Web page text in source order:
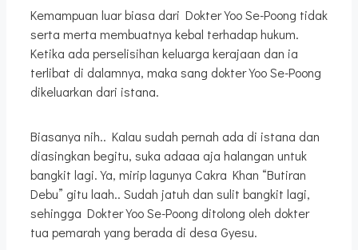
Kemampuan luar biasa dari Dokter Yoo Se-Poong tidak
serta merta membuatnya kebal terhadap hukum.
Ketika ada perselisihan keluarga kerajaan dan ia
terlibat di dalamnya, maka sang dokter Yoo Se-Poong
dikeluarkan dari istana.
Biasanya nih.. Kalau sudah pernah ada di istana dan
diasingkan begitu, suka adaaa aja halangan untuk
bangkit lagi. Ya, mirip lagunya Cakra Khan “Butiran
Debu” gitu laah.. Sudah jatuh dan sulit bangkit lagi,
sehingga Dokter Yoo Se-Poong ditolong oleh dokter
tua pemarah yang berada di desa Gyesu.